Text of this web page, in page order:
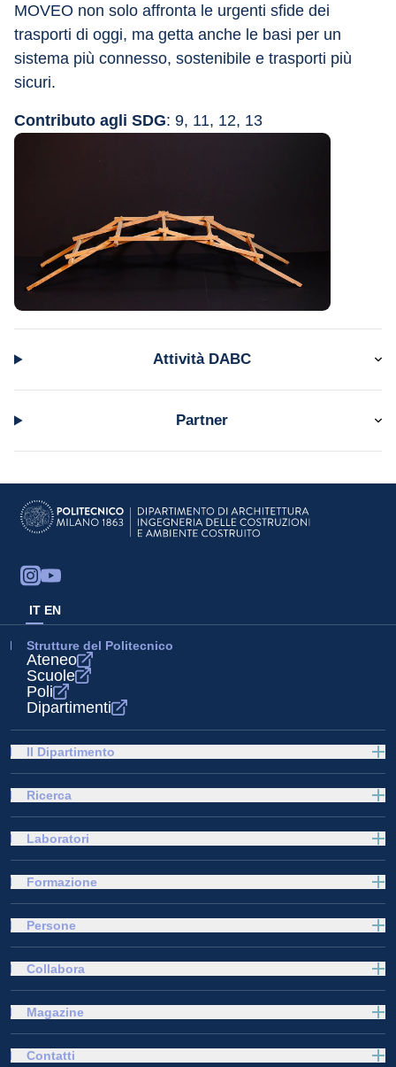
MOVEO non solo affronta le urgenti sfide dei
trasporti di oggi, ma getta anche le basi per un
sistema più connesso, sostenibile e trasporti più
sicuri.
Contributo agli SDG: 9, 11, 12, 13
Attività DABC
Partner
IT EN
Strutture del Politecnico
Ateneo
Scuole
Poli
Dipartimenti
Il Dipartimento
Ricerca
Laboratori
Formazione
Persone
Collabora
Magazine
Contatti